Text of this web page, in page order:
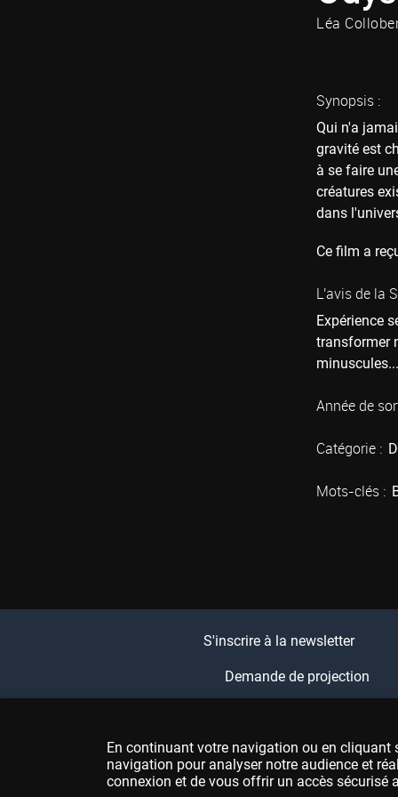
Léa
Synopsis :
Qui n'a
gravité est
à se faire
créatures
dans
Ce film a
L'avis de la
Expérience
transformer
Année de
Catégorie :
Mots-clés :
S'inscrire à la newsletter
Demande de projection
En continuant votre navigation ou en cliquant
navigation pour analyser notre audience et
connexion et de vous offrir un accès sécurisé